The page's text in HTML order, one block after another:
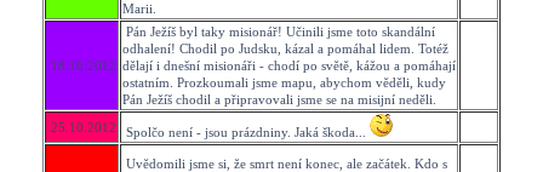
Marii.
18.10.2012
Pán Ježíš byl taky misionář! Učinili jsme toto skandální
odhalení! Chodil po Judsku, kázal a pomáhal lidem. Totéž
dělají i dnešní misionáři - chodí po světě, kážou a pomáhají
ostatním. Prozkoumali jsme mapu, abychom věděli, kudy
Pán Ježíš chodil a připravovali jsme se na misijní neděli.
25.10.2012
Spolčo není - jsou prázdniny. Jaká škoda...
Uvědomili jsme si, že smrt není konec, ale začátek. Kdo s